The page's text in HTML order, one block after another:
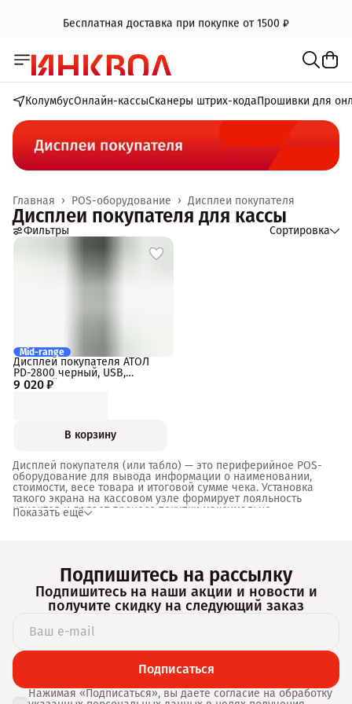
Бесплатная доставка при покупке от 1500 ₽
КолумбусОнлайн-кассыСканеры штрих-кодаПрошивки для
Дисплеи покупателя
POS-оборудование ›
Главная ›
Дисплеи покупателя для кассы
Фильтры Сортировка
Mid-range
9 020 ₽
Дисплей покупателя АТОЛ
PD-2800 черный, USB,
зеленый светофильтр.
В корзину
Дисплей покупателя (или табло) — это периферийное POS-
оборудование для вывода информации о наименовании,
стоимости, весе товара и итоговой сумме чека. Установка
такого экрана на кассовом узле формирует лояльность
клиентов и делает процесс покупки максимально
прозрачным.
Современные устройства чаще всего оснащаются вакуумно-
флуоресцентными (VFD) или жидкокристаллическими (LCD)
дисплеями. VFD-модели выделяются высокой контрастностью
и предлагают зеленую или голубую подсветку символов,
которые хорошо читаются при любом магазинном освещении.
LCD-экраны, помимо текстовых данных, способны
демонстрировать цветную графику, полноценные рекламные
видеоролики и слайд-шоу.
Технические параметры
Показать ещё
Подпишитесь на рассылку
Подпишитесь на наши акции и новости и
получите скидку на следующий заказ
Подписаться
Нажимая «Подписаться», вы даете согласие на обработку